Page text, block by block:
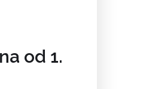
od 1.